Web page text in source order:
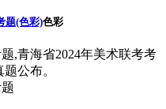
题(色彩)色彩
,青海省2024年美术联考考
公布。